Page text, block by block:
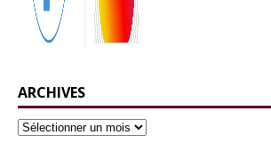
ARCHIVES